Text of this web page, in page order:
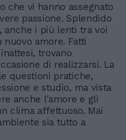
che vi hanno assegnato
passione. Splendido
anche i più lenti tra voi
amore. Fatti
trovano
di realizzarsi. La
questioni pratiche,
e studio, ma vista
anche l'amore e gli
clima affettuoso. Mai
sia tutto a